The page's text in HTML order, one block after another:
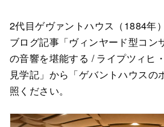
2代目ゲヴァントハウス（1884年
ブログ記事「ヴィンヤード型コン
の音響を堪能する / ライプツィヒ
見学記」から「ゲバントハウスの
照ください。